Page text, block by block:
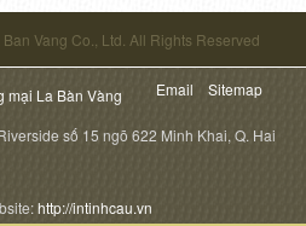
Vang Co., Ltd. All Rights Reserved
Email Sitemap
mại La Bàn Vàng
số 15 ngõ 622 Minh Khai, Q. Hai
http://intinhcau.vn